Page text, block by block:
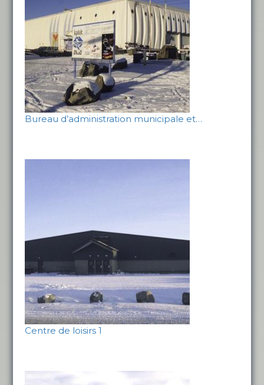
Bureau d’administration municipale et…
Centre de loisirs 1